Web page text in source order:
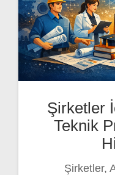
Şirketler
Teknik
Şirketler,